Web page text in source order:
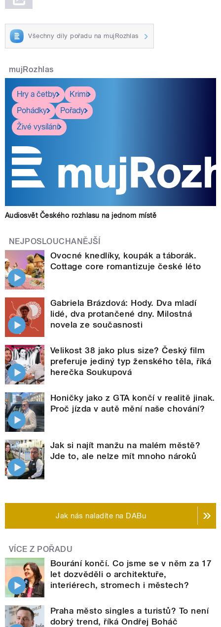
Všechny díly pořadu na mujRozhlas
mujRozhlas
Hry a četby
Krimi
Pohádky
Pořady
Živé vysílání
Audiosvět Českého rozhlasu na jednom místě
NEJPOSLOUCHANĚJŠÍ
Ovocné knedlíky, koupák a táborák.
Cottage core romantizuje české léto
Gabriela Brázdová: Hody. Dva mladí
lidé, dva protančené dny. Milostná
novela ze současnosti
Velikost 38 jako plus size? Český film
preferuje jediný typ ženského těla, říká
herečka Soukupová
Honičky jako z GTA končí v realitě jinak.
Proč jízda v autě mění naše chování?
Jak si najít manžu na malém městě?
Jde to, ale nelze mít mnoho nároků
Jak nás naladíte na DABu
VÍCE Z POŘADU
Bourání končí. Co jsme se v něm za 17
let dozvěděli o architektuře,
interiérech, stromech i městech?
Praha město singles a turistů? To není
dobrý trend, říká Ondřej Boháč